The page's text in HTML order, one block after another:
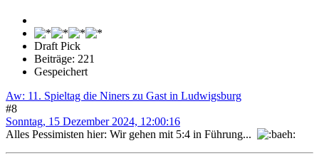
Draft Pick
Beiträge: 221
Gespeichert
Aw: 11. Spieltag die Niners zu Gast in Ludwigsburg
#8
Sonntag, 15 Dezember 2024, 12:00:16
Alles Pessimisten hier: Wir gehen mit 5:4 in Führung...